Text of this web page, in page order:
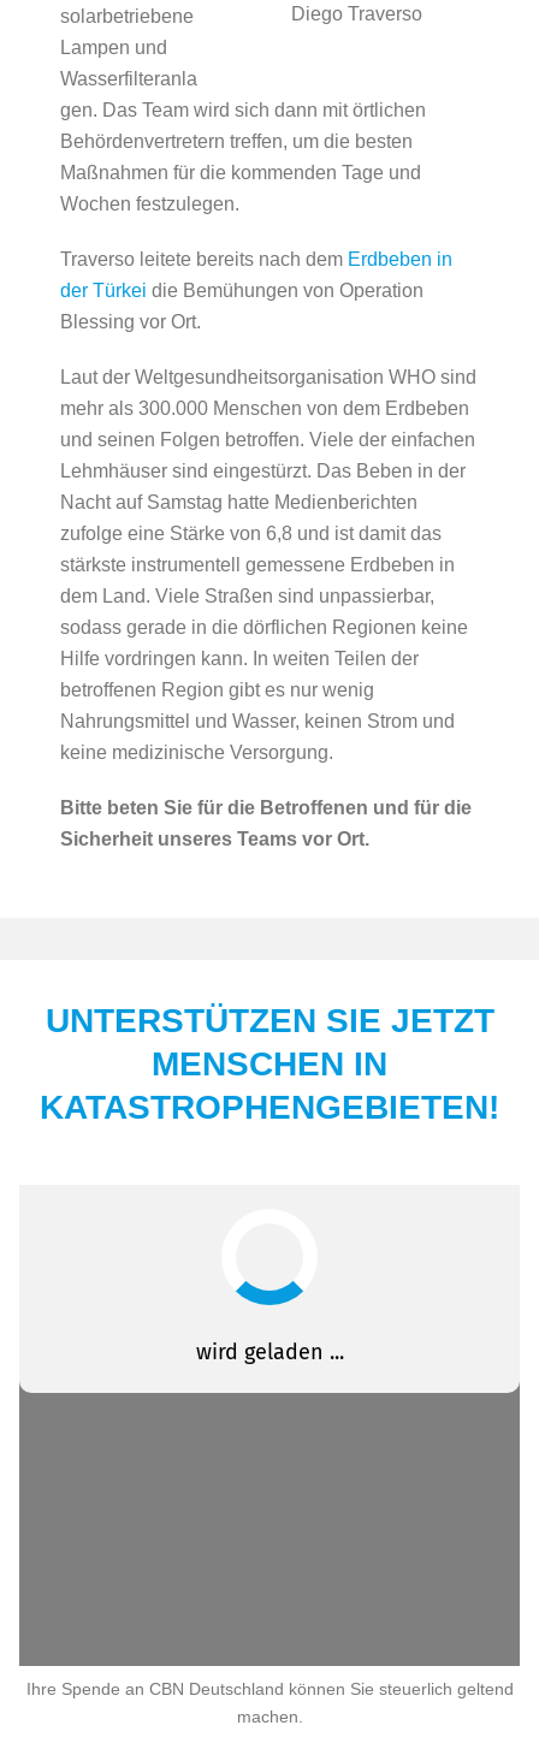
Diego Traverso
solarbetriebene
Lampen und
Wasserfilteranla
gen. Das Team wird sich dann mit örtlichen
Behördenvertretern treffen, um die besten
Maßnahmen für die kommenden Tage und
Wochen festzulegen.
Traverso leitete bereits nach dem Erdbeben in
der Türkei die Bemühungen von Operation
Blessing vor Ort.
Laut der Weltgesundheitsorganisation WHO sind
mehr als 300.000 Menschen von dem Erdbeben
und seinen Folgen betroffen. Viele der einfachen
Lehmhäuser sind eingestürzt. Das Beben in der
Nacht auf Samstag hatte Medienberichten
zufolge eine Stärke von 6,8 und ist damit das
stärkste instrumentell gemessene Erdbeben in
dem Land. Viele Straßen sind unpassierbar,
sodass gerade in die dörflichen Regionen keine
Hilfe vordringen kann. In weiten Teilen der
betroffenen Region gibt es nur wenig
Nahrungsmittel und Wasser, keinen Strom und
keine medizinische Versorgung.
Bitte beten Sie für die Betroffenen und für die
Sicherheit unseres Teams vor Ort.
UNTERSTÜTZEN SIE JETZT
MENSCHEN IN
KATASTROPHENGEBIETEN!
Ihre Spende an CBN Deutschland können Sie steuerlich geltend
machen.